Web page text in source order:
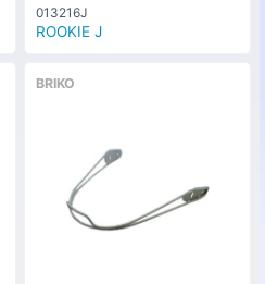
013216J
ROOKIE J
BRIKO